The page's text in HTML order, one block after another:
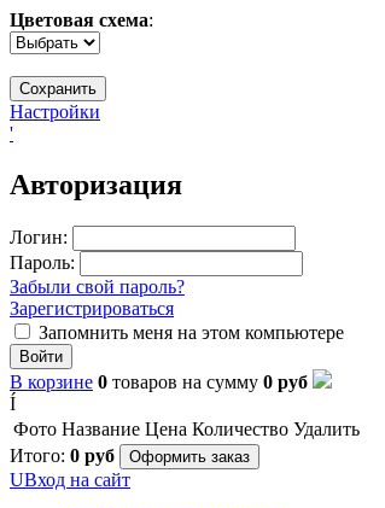
Цветовая схема:
Настройки
'
Авторизация
Логин:
Пароль:
Забыли свой пароль?
Зарегистрироваться
Запомнить меня на этом компьютере
Войти
В корзине 0 товаров на сумму 0 руб
Í
Фото Название Цена Количество Удалить
Итого: 0 руб Оформить заказ
UВход на сайт